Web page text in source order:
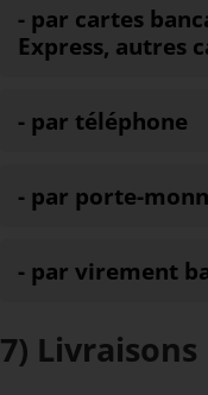
- par cartes
Express, autres
- par téléphone
- par porte-
- par virement
7) Livraisons